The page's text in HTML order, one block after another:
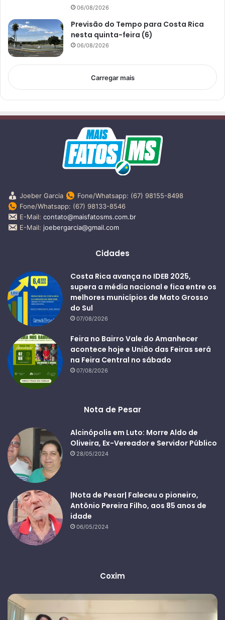
06/08/2026
Previsão do Tempo para Costa Rica
nesta quinta-feira (6)
06/08/2026
Carregar mais
Joeber Garcia
Fone/Whatsapp: (67) 98155-8498
Fone/Whatsapp: (67) 98133-8546
E-Mail: contato@maisfatosms.com.br
E-Mail: joebergarcia@gmail.com
Cidades
Costa Rica avança no IDEB 2025,
supera a média nacional e fica entre os
melhores municípios de Mato Grosso
do Sul
07/08/2026
Feira no Bairro Vale do Amanhecer
acontece hoje e União das Feiras será
na Feira Central no sábado
07/08/2026
Nota de Pesar
Alcinópolis em Luto: Morre Aldo de
Oliveira, Ex-Vereador e Servidor Público
28/05/2024
|Nota de Pesar| Faleceu o pioneiro,
Antônio Pereira Filho, aos 85 anos de
idade
06/05/2024
Coxim